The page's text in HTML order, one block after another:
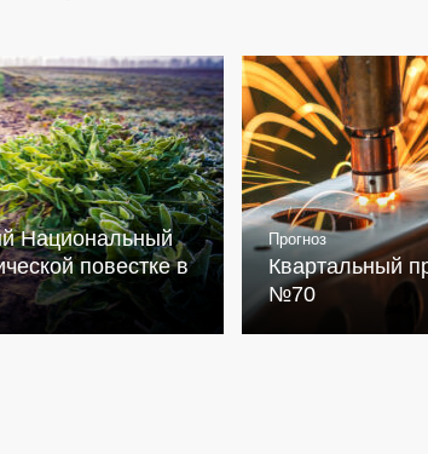
Национальный
повестке в
Прогноз
Квартальный
№70